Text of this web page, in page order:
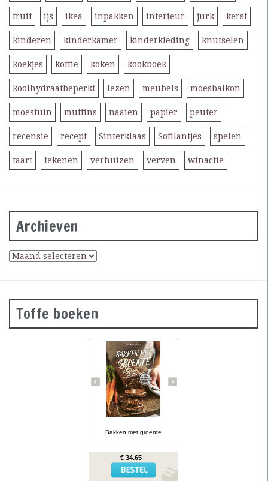
fruit ijs ikea inpakken interieur jurk kerst
kinderen kinderkamer kinderkleding knutselen
koekjes koffie koken kookboek
koolhydraatbeperkt lezen meubels moesbalkon
moestuin muffins naaien papier peuter
recensie recept Sinterklaas Sofilantjes spelen
taart tekenen verhuizen verven winactie
Archieven
Toffe boeken
courgettebaguettes,
wortelbroodjes en
roggecrackers met
knolselderij: wanneer je
groente in het deeg doet,
krijg je mals en kleurrijk
brood dat ook nog eens
gezonder is dan gewoon
brood. In Bakken met
kookboekenauteur en
recepten (waarvan vele
glutenvrij) voor broden,
bolletjes, baguettes,
crackers en zoete
… lees meer
Bakken met groente
€ 34.65